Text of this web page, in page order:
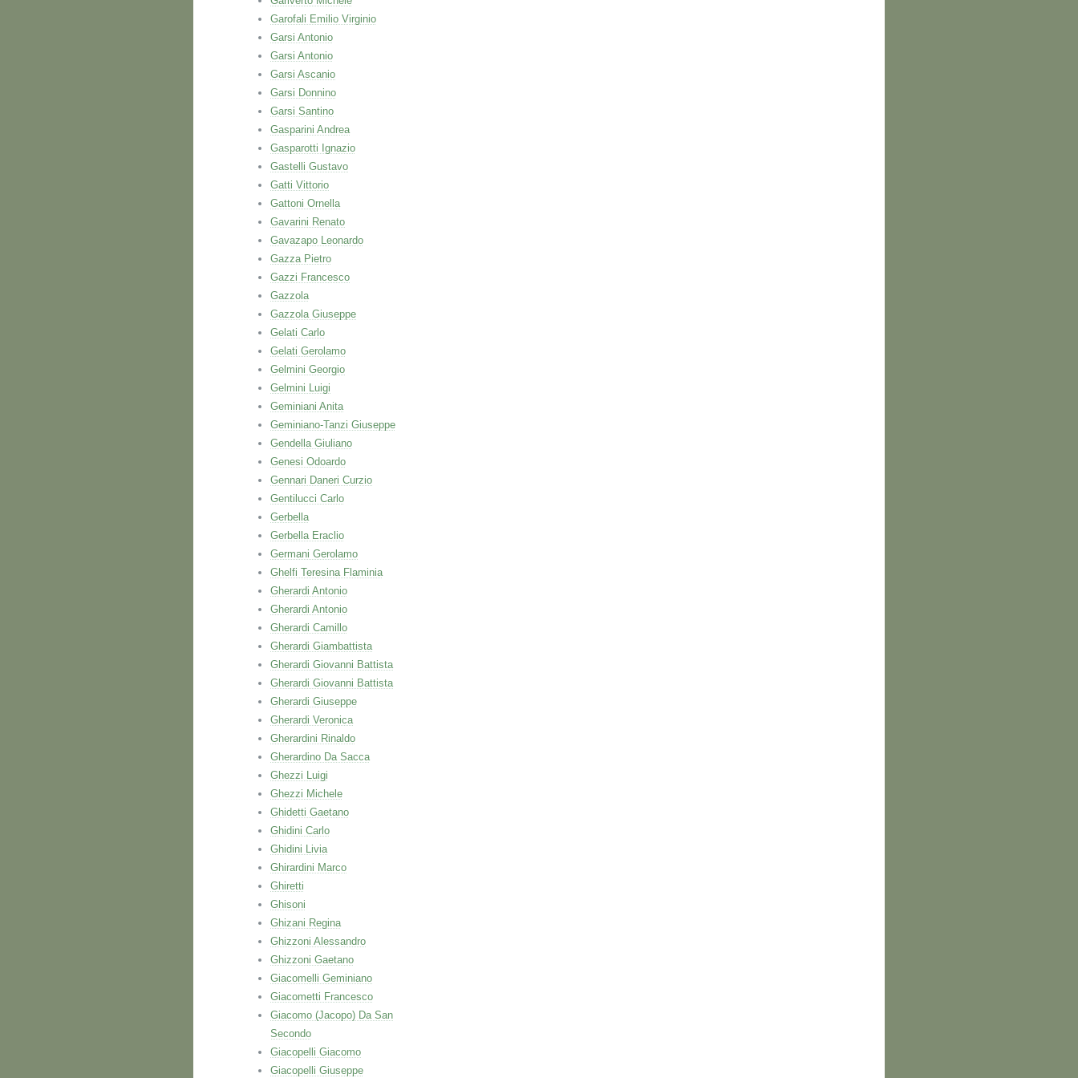
Garofali Emilio Virginio
Garsi Antonio
Garsi Antonio
Garsi Ascanio
Garsi Donnino
Garsi Santino
Gasparini Andrea
Gasparotti Ignazio
Gastelli Gustavo
Gatti Vittorio
Gattoni Ornella
Gavarini Renato
Gavazapo Leonardo
Gazza Pietro
Gazzi Francesco
Gazzola
Gazzola Giuseppe
Gelati Carlo
Gelati Gerolamo
Gelmini Georgio
Gelmini Luigi
Geminiani Anita
Geminiano-Tanzi Giuseppe
Gendella Giuliano
Genesi Odoardo
Gennari Daneri Curzio
Gentilucci Carlo
Gerbella
Gerbella Eraclio
Germani Gerolamo
Ghelfi Teresina Flaminia
Gherardi Antonio
Gherardi Antonio
Gherardi Camillo
Gherardi Giambattista
Gherardi Giovanni Battista
Gherardi Giovanni Battista
Gherardi Giuseppe
Gherardi Veronica
Gherardini Rinaldo
Gherardino Da Sacca
Ghezzi Luigi
Ghezzi Michele
Ghidetti Gaetano
Ghidini Carlo
Ghidini Livia
Ghirardini Marco
Ghiretti
Ghisoni
Ghizani Regina
Ghizzoni Alessandro
Ghizzoni Gaetano
Giacomelli Geminiano
Giacometti Francesco
Giacomo (Jacopo) Da San
Secondo
Giacopelli Giacomo
Giacopelli Giuseppe